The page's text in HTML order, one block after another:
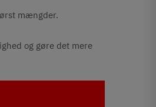
mængder.
og gøre det mere